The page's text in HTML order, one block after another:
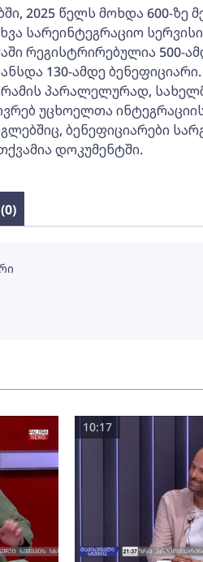
2025 წელს მოხდა 600-ზე
სარეინტეგრაციო
რეგისტრირებულია 500-
130-ამდე
პარალელურად,
უცხოელთა
ბენეფიციარები
დოკუმენტში.
10:17
0)